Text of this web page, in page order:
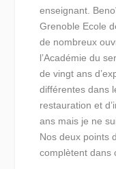
enseignant.
Grenoble Ecole
de nombreux
l’Académie du
de vingt ans
différentes dans
restauration et
ans mais je ne
Nos deux points
complètent dans